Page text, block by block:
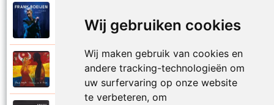
Wij gebruiken cookies
Wij maken gebruik van cookies en
andere tracking-technologieën om
uw surfervaring op onze website
te verbeteren, om
Of ligt het aan mij
Frank Boeijen
Onder ons
2003